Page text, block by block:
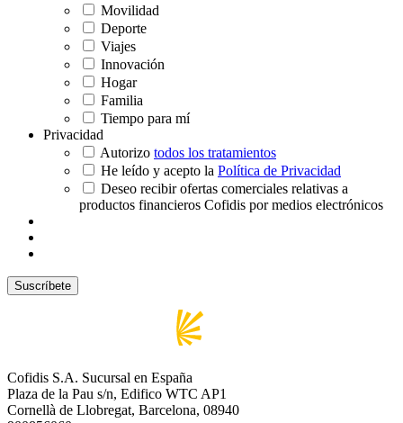
Movilidad
Deporte
Viajes
Innovación
Hogar
Familia
Tiempo para mí
Privacidad
Autorizo todos los tratamientos
He leído y acepto la Política de Privacidad
Deseo recibir ofertas comerciales relativas a
productos financieros Cofidis por medios electrónicos
Cofidis S.A. Sucursal en España
Plaza de la Pau s/n, Edifico WTC AP1
Cornellà de Llobregat, Barcelona, 08940